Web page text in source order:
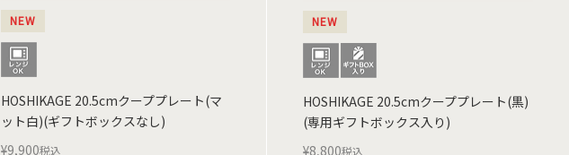
NEW
HOSHIKAGE 20.5cmクーププレート(マ
ット白)(ギフトボックスなし)
¥9,900税込
NEW
HOSHIKAGE 20.5cmクーププレート(黒)
(専用ギフトボックス入り)
¥8,800税込